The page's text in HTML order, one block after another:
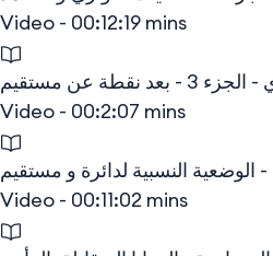
Video - 00:12:19 mins
Video - 00:2:07 mins
Video - 00:11:02 mins